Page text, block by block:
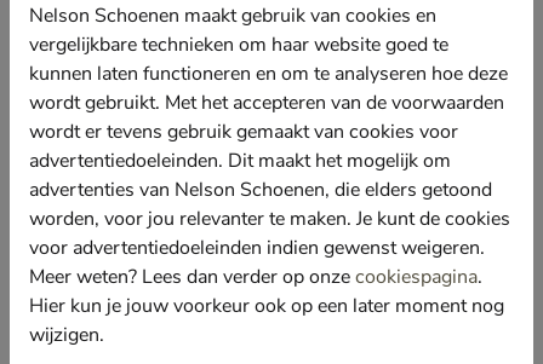
De hit van dit moment, de Puma Palermo en je shopt
hem nu bij Nelson!
Uitgevoerd in leer en suéde. Het leer vormt zich
makkelijk om de voet en biedt zo de ideale pasvorm.
Bovendien zorgt leer voor een ademend effect
waardoor de voeten koel blijven.
Gevoerd met imitatieleer en textiel. De gewatteerde
hielkap zorgt voor meer comfort.
Voorzien van een Ortholite-voetbed die fijne demping
en een goede doorademing biedt. Hierdoor loop je de
hele dag super comfortabel én trendy rond.
Afgewerkt met een gumsole die dit seizoen de show
steelt in het modebeeld.
Nelson Schoenen maakt gebruik van cookies en
vergelijkbare technieken om haar website goed te
kunnen laten functioneren en om te analyseren hoe deze
wordt gebruikt. Met het accepteren van de voorwaarden
wordt er tevens gebruik gemaakt van cookies voor
advertentiedoeleinden. Dit maakt het mogelijk om
advertenties van Nelson Schoenen, die elders getoond
worden, voor jou relevanter te maken. Je kunt de cookies
voor advertentiedoeleinden indien gewenst weigeren.
Meer weten? Lees dan verder op onzecookiespagina.
Hier kun je jouw voorkeur ook op een later moment nog
wijzigen.